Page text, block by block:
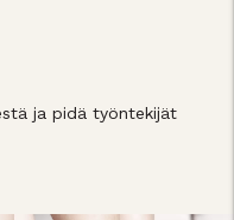
ja pidä työntekijät